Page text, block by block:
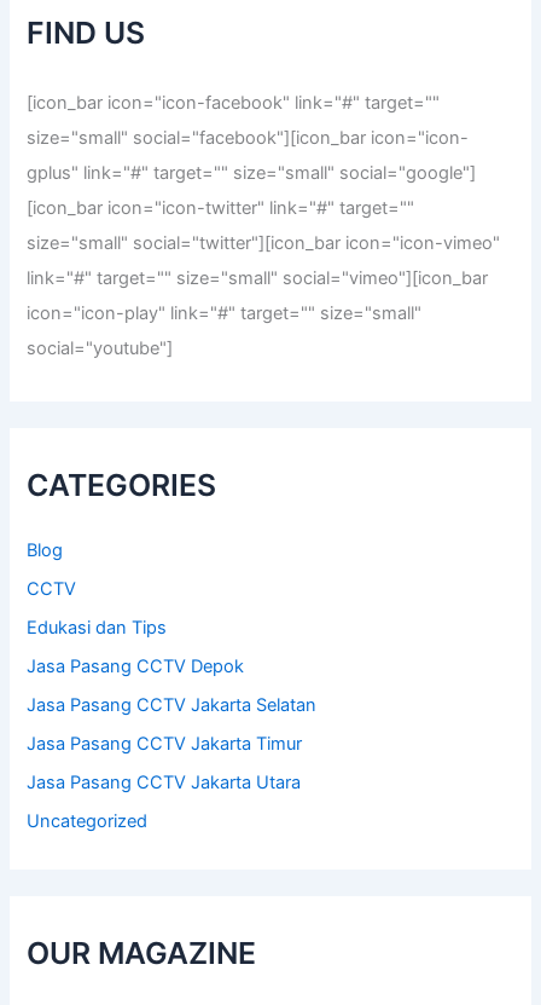
:
FIND US
[icon_bar icon="icon-facebook" link="#" target=""
size="small" social="facebook"][icon_bar icon="icon-
gplus" link="#" target="" size="small" social="google"]
[icon_bar icon="icon-twitter" link="#" target=""
size="small" social="twitter"][icon_bar icon="icon-vimeo"
link="#" target="" size="small" social="vimeo"][icon_bar
icon="icon-play" link="#" target="" size="small"
social="youtube"]
CATEGORIES
Blog
CCTV
Edukasi dan Tips
Jasa Pasang CCTV Depok
Jasa Pasang CCTV Jakarta Selatan
Jasa Pasang CCTV Jakarta Timur
Jasa Pasang CCTV Jakarta Utara
Uncategorized
OUR MAGAZINE